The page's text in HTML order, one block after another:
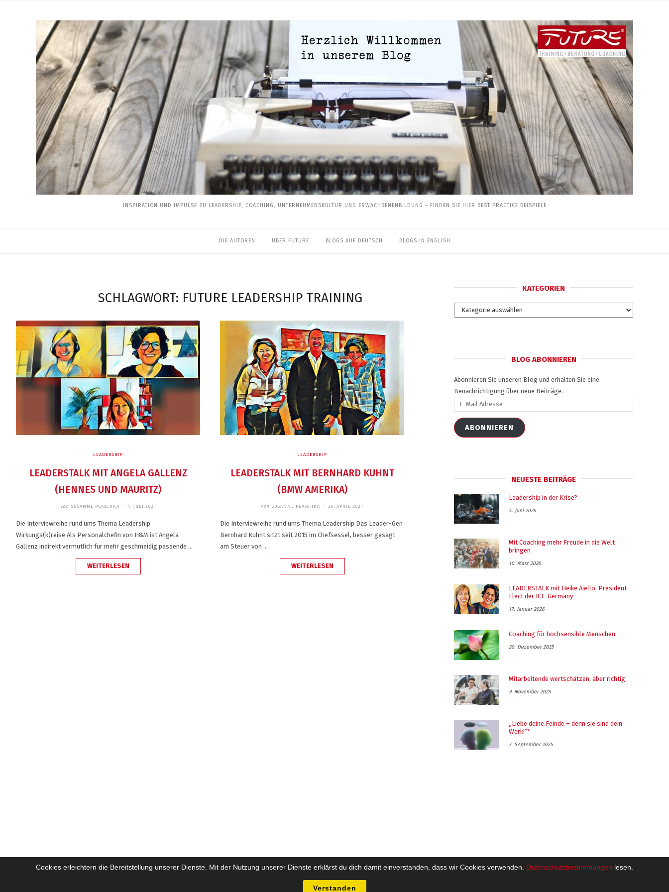
INSPIRATION UND IMPULSE ZU LEADERSHIP, COACHING, UNTERNEHMENSKULTUR UND ERWACHSENENBILDUNG – FINDEN SIE HIER BEST PRACTICE BEISPIELE
DIE AUTOREN ÜBER FUTURE BLOGS AUF DEUTSCH BLOGS IN ENGLISH
SCHLAGWORT: FUTURE LEADERSHIP TRAINING
LEADERSHIP
LEADERSTALK MIT ANGELA GALLENZ
(HENNES UND MAURITZ)
von SUSANNE PLASCHKA 4. JULI 2021
Die Interviewreihe rund ums Thema Leadership
Wirkungs(k)reise Als Personalchefin von H&M ist Angela
Gallenz indirekt vermutlich für mehr geschmeidig passende …
WEITERLESEN„LEADERSTALK
LEADERSHIP
LEADERSTALK MIT BERNHARD KUHNT
(BMW AMERIKA)
von SUSANNE PLASCHKA 26. APRIL 2021
Die Interviewreihe rund ums Thema Leadership Das Leader-Gen
Bernhard Kuhnt sitzt seit 2015 im Chefsessel, besser gesagt
am Steuer von …
WEITERLESEN„LEADERSTALK
KATEGORIEN
Kategorien
BLOG ABONNIEREN
Abonnieren Sie unseren Blog und erhalten Sie eine
Benachrichtigung über neue Beiträge.
Mail
AdresseABONNIEREN
NEUESTE BEITRÄGE
Leadership in der Krise?
4. Juni 2026
Mit Coaching mehr Freude in die Welt
bringen
10. März 2026
LEADERSTALK mit Heike Aiello, President-
Elect der ICF-Germany
17. Januar 2026
Coaching für hochsensible Menschen
20. Dezember 2025
Mitarbeitende wertschätzen, aber richtig
9. November 2025
„Liebe deine Feinde – denn sie sind dein
Werk!“*
7. September 2025
Impressum Datenschutz
Cookies erleichtern die Bereitstellung unserer Dienste. Mit der Nutzung unserer Dienste erklärst du dich damit einverstanden, dass wir Cookies verwenden. Datenschutzbestimmungen lesen.
Verstanden